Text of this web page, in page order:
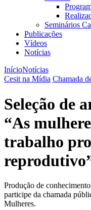
Seminários
Publicações
Vídeos
Notícias
InícioNotícias
Cesit na Mídia Chamada
Seleção de
“As
trabalho
Produção de
participe da chamada
Mulheres.